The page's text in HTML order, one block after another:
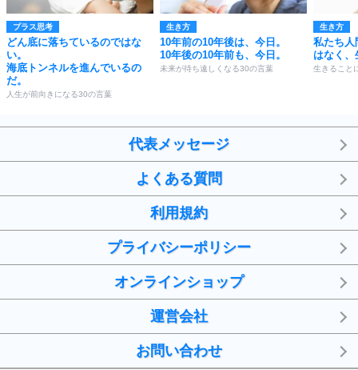
プラス思考
どん底に落ちているのではな
い。
海底トンネルを進んでいるの
だ。
人生が前向きになる30の言葉
生き方
10年前の10年後は、今日。
10年後の10年前も、今日。
未来が待ち遠しくなる30の言葉
生き方
私たち人
はなく、
生きること
代表メッセージ
よくある質問
利用規約
プライバシーポリシー
オンラインショップ
運営会社
お問い合わせ